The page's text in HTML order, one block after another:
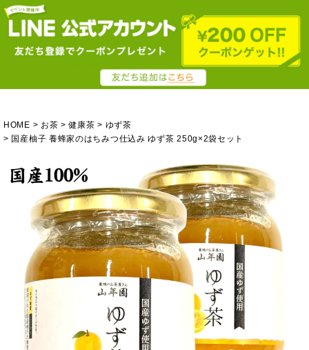
HOME お茶 健康茶
ゆず茶
国産柚子 養蜂家のはちみつ仕込み ゆず茶 250g×2袋セット